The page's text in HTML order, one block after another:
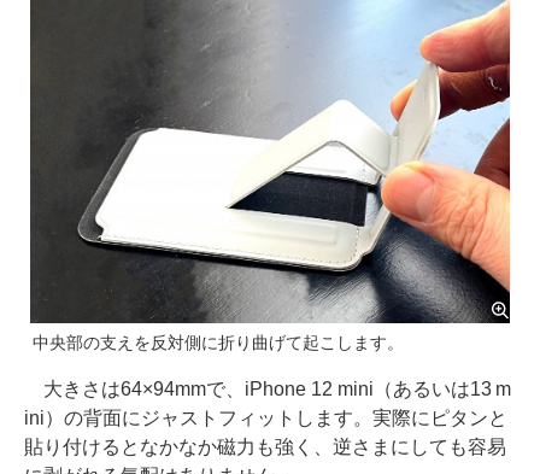
中央部の支えを反対側に折り曲げて起こします。
大きさは64×94mmで、iPhone 12 mini（あるいは13 m
ini）の背面にジャストフィットします。実際にピタンと
貼り付けるとなかなか磁力も強く、逆さまにしても容易